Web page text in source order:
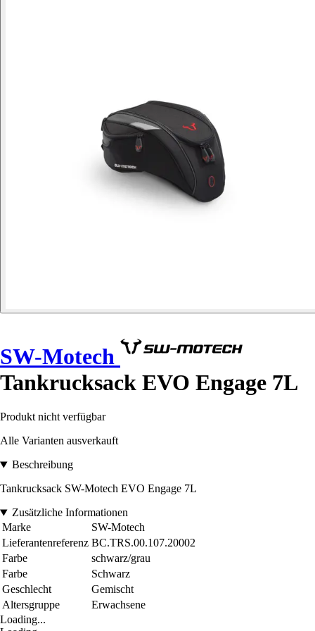
SW-Motech
Tankrucksack EVO Engage 7L
Produkt nicht verfügbar
Alle Varianten ausverkauft
Beschreibung
Tankrucksack SW-Motech EVO Engage 7L
Zusätzliche Informationen
Marke
SW-Motech
Lieferantenreferenz BC.TRS.00.107.20002
Farbe
schwarz/grau
Farbe
Schwarz
Geschlecht
Gemischt
Altersgruppe
Erwachsene
Loading...